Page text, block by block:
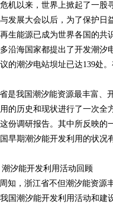
机以来，世界上掀起了一股
发展大会以后，为了保护日
生能源已成为世界各国的共
沿海国家都提出了开发潮汐
的潮汐电站坝址已达139处
是我国潮汐能资源最丰富、
的历史和现状进行了一次全
份调研报告。其中所反映的
早期潮汐能开发利用的状
汐能开发利用活动回顾
知，浙江省不但潮汐能资源
国潮汐能开发利用活动和建